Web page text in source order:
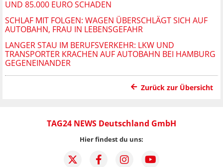
UND 85.000 EURO SCHADEN
SCHLAF MIT FOLGEN: WAGEN ÜBERSCHLÄGT SICH AUF
AUTOBAHN, FRAU IN LEBENSGEFAHR
LANGER STAU IM BERUFSVERKEHR: LKW UND
TRANSPORTER KRACHEN AUF AUTOBAHN BEI HAMBURG
GEGENEINANDER
Zurück zur Übersicht
TAG24 NEWS Deutschland GmbH
Hier findest du uns: